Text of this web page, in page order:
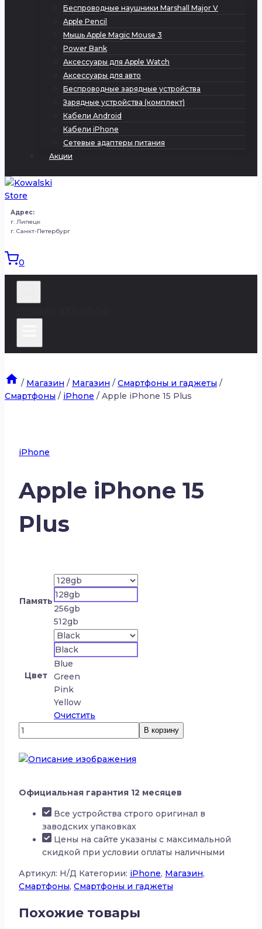
Беспроводные наушники Marshall Major V
Apple Pencil
Мышь Apple Magic Mouse 3
Power Bank
Аксессуары для Apple Watch
Аксессуары для авто
Беспроводные зарядные устройства
Зарядные устройства (комплект)
Кабели Android
Кабели iPhone
Сетевые адаптеры питания
Акции
Адрес:
г. Липецк
г. Санкт-Петербург
0
/ Магазин / Магазин / Смартфоны и гаджеты /
Смартфоны / iPhone / Apple iPhone 15 Plus
iPhone
Apple iPhone 15
Plus
Память
128gb
256gb
512gb
Цвет
Black
Blue
Green
Pink
Yellow
Очистить
Количество
товара
Apple
iPhone
Plus
В корзину
Официальная гарантия 12 месяцев
Все устройства строго оригинал в
заводских упаковках
Цены на сайте указаны с максимальной
скидкой при условии оплаты наличными
Артикул: Н/Д Категории: iPhone, Магазин,
Смартфоны, Смартфоны и гаджеты
Похожие товары